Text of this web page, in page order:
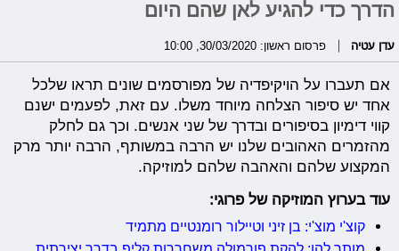
הדרך כדי להגיע לאן שהם היום
עדן עטיה פרסום ראשון: 30/03/2020, 10:00
אם תעברו על הויקיפדיה של מפורסמים שונים תראו שלכל
אחד יש סיפור הצלחה מיוחד משלו. עם זאת, לפעמים ישנם
קווי דימיון בסיפורים ובדרך של שני אנשים. וכך גם לחלק
מהזמרים האהובים שלנו יש הרבה במשותף, הרבה יותר מרק
המקצוע שלהם והאהבה שלהם למוזיקה.
עוד בערוץ המוזיקה של פרוגי:
קוצ'י מוצ'י: בן זיני וטיילור רומנטיים מתמיד